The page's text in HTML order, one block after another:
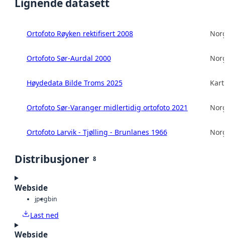
Lignende datasett
Ortofoto Røyken rektifisert 2008
Ortofoto Sør-Aurdal 2000
Høydedata Bilde Troms 2025
Ortofoto Sør-Varanger midlertidig ortofoto 2021
Ortofoto Larvik - Tjølling - Brunlanes 1966
Distribusjoner 8
Webside
jpegbin
Last ned
Webside